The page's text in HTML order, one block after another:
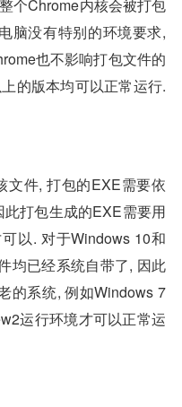
个Chrome内核会被打包
脑没有特别的环境要求,
也不影响打包文件的
的版本均可以正常运行.
文件, 打包的EXE需要依
打包生成的EXE需要用
以. 对于Windows 10和
均已经系统自带了, 因此
的系统, 例如Windows 7
运行环境才可以正常运